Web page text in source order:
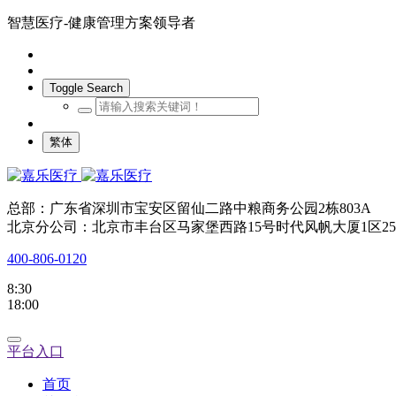
智慧医疗-健康管理方案领导者
Toggle Search
繁体
总部：广东省深圳市宝安区留仙二路中粮商务公园2栋803A
北京分公司：北京市丰台区马家堡西路15号时代风帆大厦1区
400-806-0120
8:30
18:00
平台入口
首页